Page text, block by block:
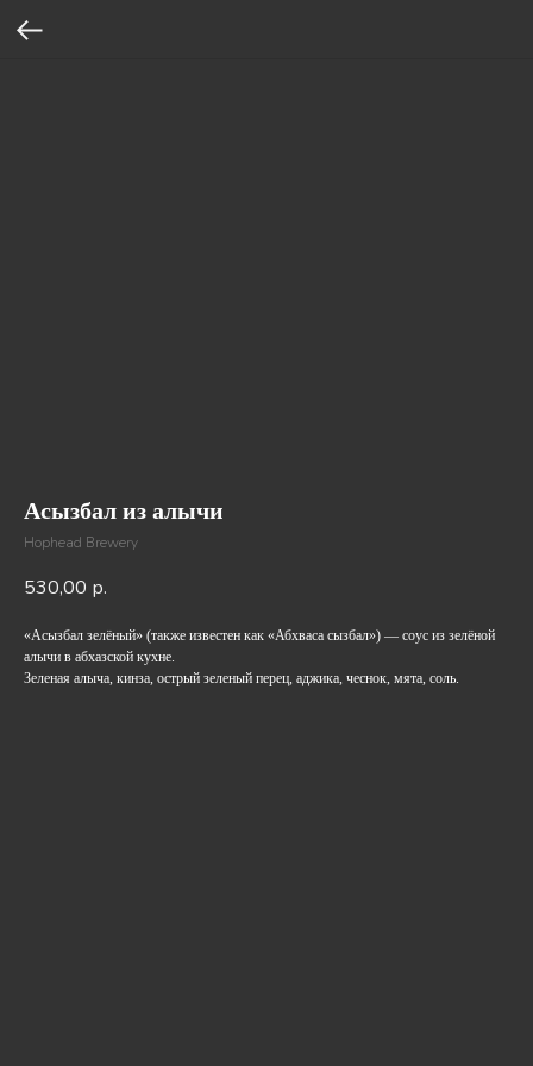
Асызбал из алычи
Hophead Brewery
530,00 р.
«Асызбал зелёный» (также известен как «Абхваса сызбал») — соус из зелёной
алычи в абхазской кухне.
Зеленая алыча, кинза, острый зеленый перец, аджика, чеснок, мята, соль.